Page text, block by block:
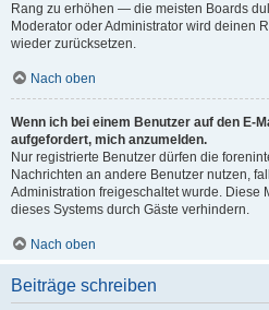
Rang zu erhöhen — die meisten Boards
Moderator oder Administrator wird deinen
wieder zurücksetzen.
Nach oben
Wenn ich bei einem Benutzer auf den E-
aufgefordert, mich anzumelden.
Nur registrierte Benutzer dürfen die
Nachrichten an andere Benutzer nutzen,
Administration freigeschaltet wurde. Diese
dieses Systems durch Gäste verhindern.
Nach oben
Beiträge schreiben